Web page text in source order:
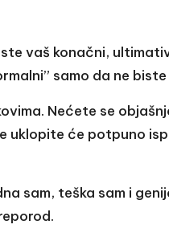
vaš konačni,
samo da ne
Nećete se
uklopite će potpuno
sam, teška sam i